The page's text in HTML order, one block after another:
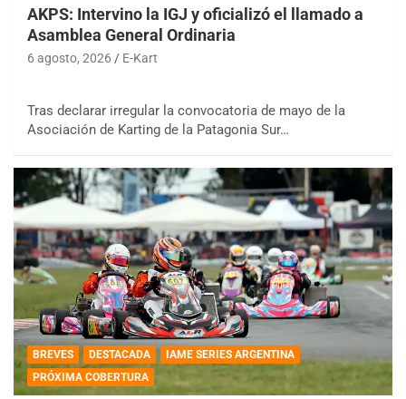
AKPS: Intervino la IGJ y oficializó el llamado a
Asamblea General Ordinaria
6 agosto, 2026 E-Kart
Tras declarar irregular la convocatoria de mayo de la
Asociación de Karting de la Patagonia Sur…
BREVES DESTACADA
IAME SERIES ARGENTINA
PRÓXIMA COBERTURA